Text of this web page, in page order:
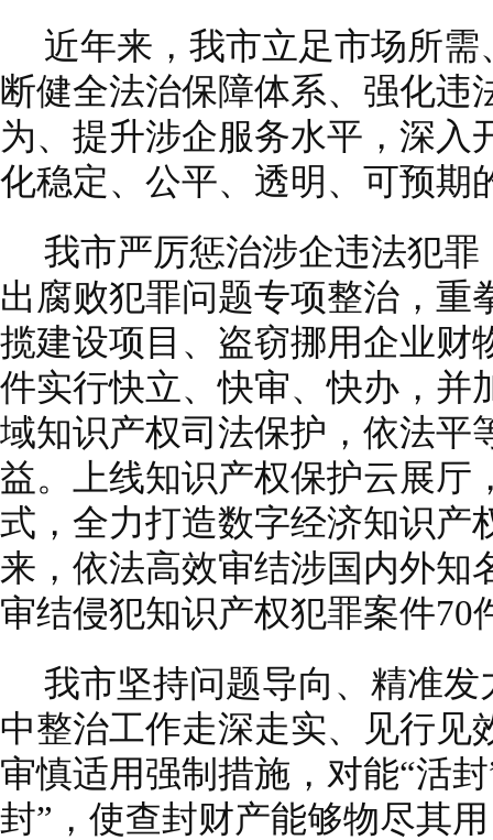
近年来，我市立足市场所
断健全法治保障体系、强化违
为、提升涉企服务水平，深入
化稳定、公平、透明、可预期
我市严厉惩治涉企违法犯
出腐败犯罪问题专项整治，重
揽建设项目、盗窃挪用企业财
件实行快立、快审、快办，并
域知识产权司法保护，依法平
益。上线知识产权保护云展厅
式，全力打造数字经济知识产
来，依法高效审结涉国内外知
审结侵犯知识产权犯罪案件70
我市坚持问题导向、精准
中整治工作走深走实、见行见
审慎适用强制措施，对能“活
封”，使查封财产能够物尽其